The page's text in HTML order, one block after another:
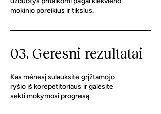
mokinio poreikius ir tikslus.
03. Geresni rezultatai
Kas mėnesį sulauksite grįžtamojo
ryšio iš korepetitoriaus ir galėsite
sekti mokymosi progresą.